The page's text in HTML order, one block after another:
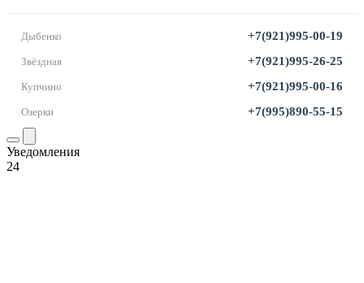
Дыбенко +7(921)995-00-19
Звёздная +7(921)995-26-25
Купчино +7(921)995-00-16
Озерки +7(995)890-55-15
Уведомления
24